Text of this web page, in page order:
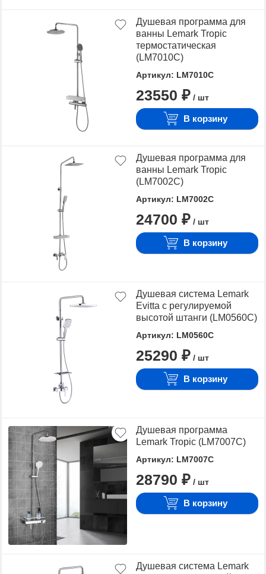
Душевая программа для
ванны Lemark Tropic
термостатическая
(LM7010C)
Артикул: LM7010C
23550 ₽ / шт
В корзину
Душевая программа для
ванны Lemark Tropic
(LM7002C)
Артикул: LM7002C
24700 ₽ / шт
В корзину
Душевая система Lemark
Evitta с регулируемой
высотой штанги (LM0560C)
Артикул: LM0560C
25290 ₽ / шт
В корзину
Душевая программа
Lemark Tropic (LM7007C)
Артикул: LM7007C
28790 ₽ / шт
В корзину
Душевая система Lemark